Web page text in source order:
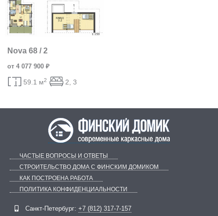
Nova 68 / 2
от 4 077 900 ₽
59.1 м2 2, 3
ЧАСТЫЕ ВОПРОСЫ И ОТВЕТЫ
СТРОИТЕЛЬСТВО ДОМА С ФИНСКИМ ДОМИКОМ
КАК ПОСТРОЕНА РАБОТА
ПОЛИТИКА КОНФИДЕНЦИАЛЬНОСТИ
Санкт-Петербург: +7 (812) 317-7-157